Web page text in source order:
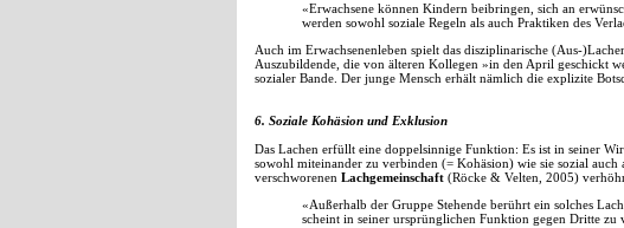
«Erwachsene können Kindern beibringen, sich an
werden sowohl soziale Regeln als auch Praktiken des
Auch im Erwachsenenleben spielt das disziplinarische (Aus-
Auszubildende, die von älteren Kollegen »in den April geschickt
sozialer Bande. Der junge Mensch erhält nämlich die explizite
6. Soziale Kohäsion und Exklusion
Das Lachen erfüllt eine doppelsinnige Funktion: Es ist in seiner
sowohl miteinander zu verbinden (= Kohäsion) wie sie sozial
verschworenen Lachgemeinschaft (Röcke & Velten, 2005)
«Außerhalb der Gruppe Stehende berührt ein solches
scheint in seiner ursprünglichen Funktion gegen Dritte zu